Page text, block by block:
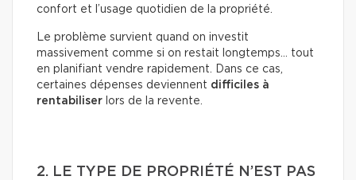
confort et l’usage quotidien de la propriété.
Le problème survient quand on investit
massivement comme si on restait longtemps… tout
en planifiant vendre rapidement. Dans ce cas,
certaines dépenses deviennent difficiles à
rentabiliser lors de la revente.
2. LE TYPE DE PROPRIÉTÉ N’EST PAS